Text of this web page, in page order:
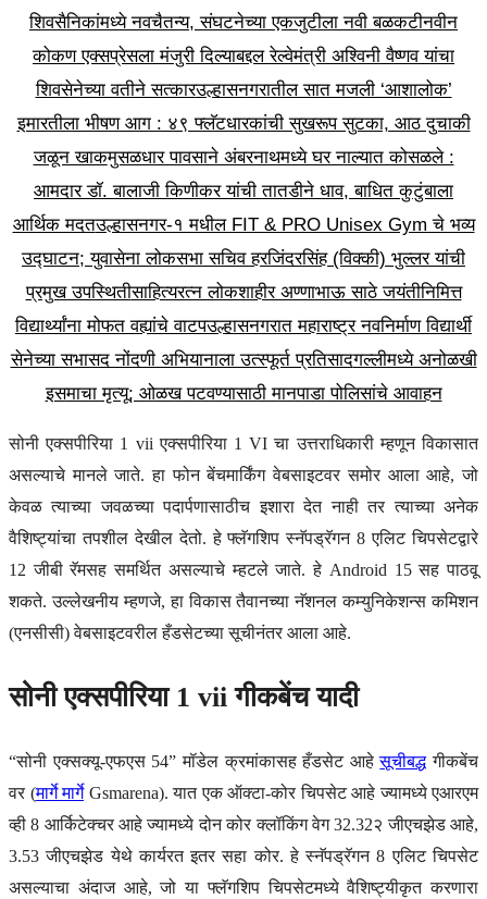
शिवसैनिकांमध्ये नवचैतन्य, संघटनेच्या एकजुटीला नवी बळकटीनवीन
कोकण एक्सप्रेसला मंजुरी दिल्याबद्दल रेल्वेमंत्री अश्विनी वैष्णव यांचा
शिवसेनेच्या वतीने सत्कारउल्हासनगरातील सात मजली ‘आशालोक’
इमारतीला भीषण आग : ४९ फ्लॅटधारकांची सुखरूप सुटका, आठ दुचाकी
जळून खाकमुसळधार पावसाने अंबरनाथमध्ये घर नाल्यात कोसळले :
आमदार डॉ. बालाजी किणीकर यांची तातडीने धाव, बाधित कुटुंबाला
आर्थिक मदतउल्हासनगर-१ मधील FIT & PRO Unisex Gym चे भव्य
उद्घाटन; युवासेना लोकसभा सचिव हरजिंदरसिंह (विक्की) भुल्लर यांची
प्रमुख उपस्थितीसाहित्यरत्न लोकशाहीर अण्णाभाऊ साठे जयंतीनिमित्त
विद्यार्थ्यांना मोफत वह्यांचे वाटपउल्हासनगरात महाराष्ट्र नवनिर्माण विद्यार्थी
सेनेच्या सभासद नोंदणी अभियानाला उत्स्फूर्त प्रतिसादगल्लीमध्ये अनोळखी
इसमाचा मृत्यू; ओळख पटवण्यासाठी मानपाडा पोलिसांचे आवाहन
सोनी एक्सपीरिया 1 vii एक्सपीरिया 1 VI चा उत्तराधिकारी म्हणून विकासात
असल्याचे मानले जाते. हा फोन बेंचमार्किंग वेबसाइटवर समोर आला आहे, जो
केवळ त्याच्या जवळच्या पदार्पणासाठीच इशारा देत नाही तर त्याच्या अनेक
वैशिष्ट्यांचा तपशील देखील देतो. हे फ्लॅगशिप स्नॅपड्रॅगन 8 एलिट चिपसेटद्वारे
12 जीबी रॅमसह समर्थित असल्याचे म्हटले जाते. हे Android 15 सह पाठवू
शकते. उल्लेखनीय म्हणजे, हा विकास तैवानच्या नॅशनल कम्युनिकेशन्स कमिशन
(एनसीसी) वेबसाइटवरील हँडसेटच्या सूचीनंतर आला आहे.
सोनी एक्सपीरिया 1 vii गीकबेंच यादी
“सोनी एक्सक्यू-एफएस 54” मॉडेल क्रमांकासह हँडसेट आहेसूचीबद्धगीकबेंच
वर (मार्गे मार्गेGsmarena). यात एक ऑक्टा-कोर चिपसेट आहे ज्यामध्ये एआरएम
व्ही 8 आर्किटेक्चर आहे ज्यामध्ये दोन कोर क्लॉकिंग वेग 32.32२ जीएचझेड आहे,
3.53 जीएचझेड येथे कार्यरत इतर सहा कोर. हे स्नॅपड्रॅगन 8 एलिट चिपसेट
असल्याचा अंदाज आहे, जो या फ्लॅगशिप चिपसेटमध्ये वैशिष्ट्यीकृत करणारा